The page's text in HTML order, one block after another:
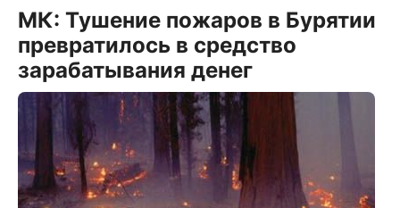
МК: Тушение пожаров в Бурятии
превратилось в средство
зарабатывания денег